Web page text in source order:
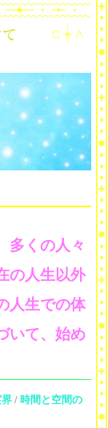
多くの人々
の人生以外
人生での体
いて、始め
/ 時間と空間の